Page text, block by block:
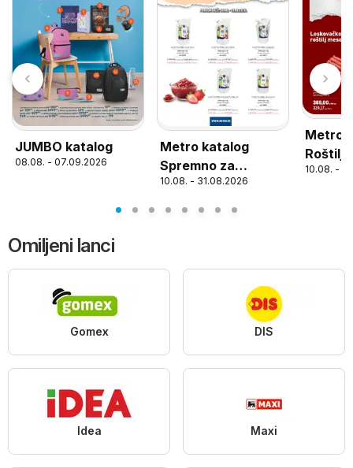
JUMBO katalog
08.08. - 07.09.2026
Metro katalog
Spremno za
upotrebu
10.08. - 31.08.2026
Metro
Roštilj
pomfrit
10.08. -
Omiljeni lanci
Gomex DIS
Idea Maxi